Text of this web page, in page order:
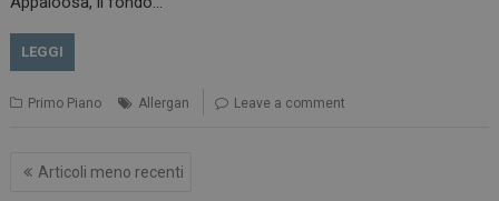
LEGGI
Primo Piano Allergan Leave a comment
Navigazione
Articoli meno recenti
ironfish-tracking-